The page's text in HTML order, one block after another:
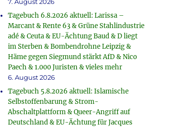
Tagebuch 6.8.2026 aktuell: Larissa –
Marcant & Rente 63 & Grüne Stahlindustrie
adé & Ceuta & EU-Ächtung Baud & D liegt
im Sterben & Bombendrohne Leipzig &
Häme gegen Siegmund stärkt AfD & Nico
Paech & 1.000 Juristen & vieles mehr
6. August 2026
Tagebuch 5.8.2026 aktuell: Islamische
Selbstoffenbarung & Strom-
Abschaltplattform & Queer-Angriff auf
Deutschland & EU-Ächtung für Jacques